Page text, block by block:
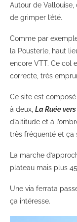
Autour de Vallouise,
de grimper l’été.
Comme par
la Pousterle, haut
encore VTT. Ce col
correcte, très
Ce site est
à deux, La Ruée vers
d’altitude et à
très fréquenté et ça
La marche
plateau mais plus
Une via ferrata
ça intéresse.